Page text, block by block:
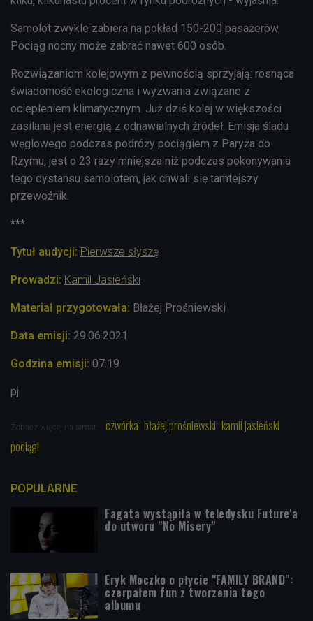
Samolot zwykle zabiera na pokład 150-200 pasażerów.
Pociąg nocny może zabrać nawet 600 osób.
Rozwiązaniom kolejowym z pewnością sprzyjają: rosnąca
świadomość ekologiczna i wyzwania związane z
ociepleniem klimatycznym. Już dziś kolej w większości
zasilana jest energią z odnawialnych źródeł. Emisja śladu
węglowego podczas podróży pociągiem z Paryża do
Rzymu, jest o 23 razy mniejsza niż podczas pokonywania
tego dystansu samolotem, jak chwali się tamtejszy
przewoźnik.
***
Tytuł audycji: Pierwsze słyszę
Prowadzi: Kamil Jasieński
Materiał przygotowała: Błażej Prośniewski
Data emisji: 29.06.2021
Godzina emisji: 07.19
pj
Zobacz więcej na temat: czwórka błażej prośniewski kamil jasieński
pociągi
POPULARNE
Fagata wystąpiła w teledysku Future'a
do utworu "No Misery"
Eryk Moczko o płycie "FAMILY BRAND":
czerpałem fun z tworzenia tego
albumu